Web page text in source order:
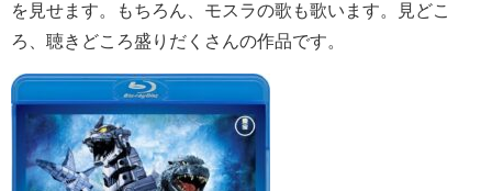
を見せます。もちろん、モスラの歌も歌います。見どこ
ろ、聴きどころ盛りだくさんの作品です。